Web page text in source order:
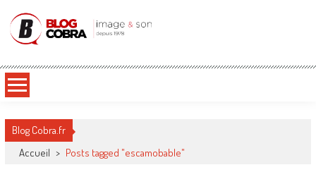
Blog Cobra
Blog Cobra.fr
Accueil > Posts tagged "escamobable"